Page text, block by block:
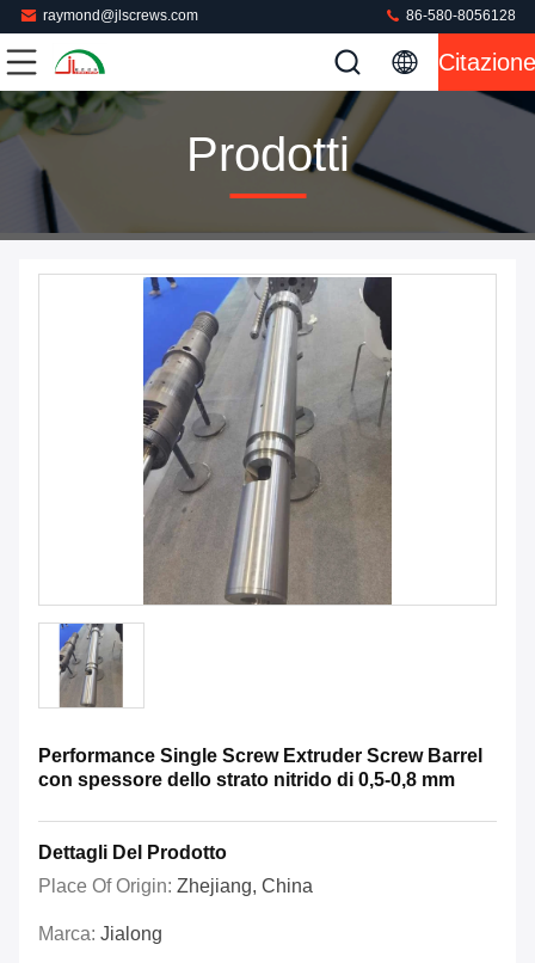
raymond@jlscrews.com 86-580-8056128
Citazione
Prodotti
Performance Single Screw Extruder Screw Barrel
con spessore dello strato nitrido di 0,5-0,8 mm
Dettagli Del Prodotto
Place Of Origin: Zhejiang, China
Marca: Jialong